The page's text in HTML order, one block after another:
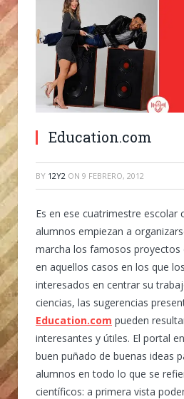
Education.com
BY 12Y2 ON 9 FEBRERO, 2012
Es en ese cuatrimestre escolar
alumnos empiezan a
marcha los famosos proyectos
en aquellos casos en los que
interesados en centrar su
ciencias, las sugerencias
Education.com pueden
interesantes y útiles. El portal
buen puñado de buenas ideas
alumnos en todo lo que se
científicos: a primera vista